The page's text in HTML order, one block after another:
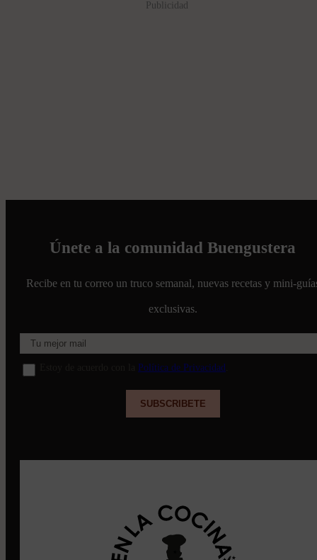
Publicidad
Únete a la comunidad Buengustera
Recibe en tu correo un truco semanal, nuevas recetas y mini-
exclusivas.
Política de Privacidad